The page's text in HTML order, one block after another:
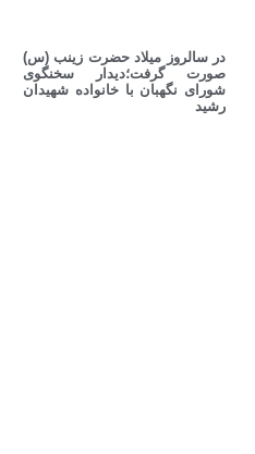
در سالروز میلاد حضرت زینب (س)
صورت گرفت؛دیدار سخنگوی
شورای نگهبان با خانواده شهیدان
رشید